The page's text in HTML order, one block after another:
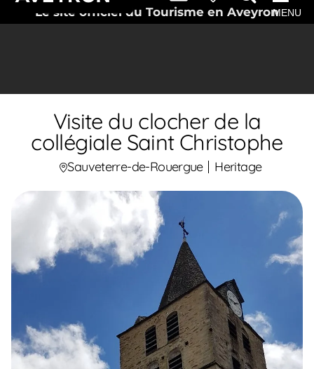
Le site officiel du Tourisme en AveyronMENU
Visite du clocher de la
collégiale Saint Christophe
Sauveterre-de-Rouergue Heritage